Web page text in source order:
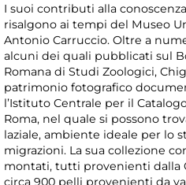
I suoi contributi alla
risalgono ai tempi del Museo
Antonio Carruccio. Oltre a
alcuni dei quali pubblicati sul
Romana di Studi Zoologici,
patrimonio fotografico
l’Istituto Centrale per il
Roma, nel quale si possono
laziale, ambiente ideale per lo
migrazioni. La sua collezione
montati, tutti provenienti dalla
circa 900 pelli provenienti da